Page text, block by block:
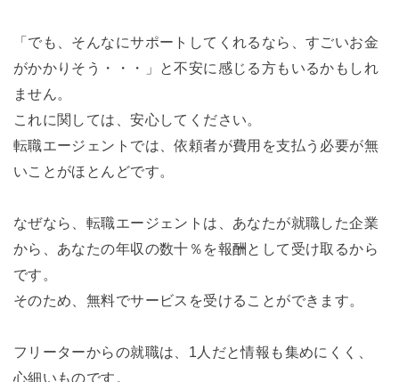
「でも、そんなにサポートしてくれるなら、すごいお金
がかかりそう・・・」と不安に感じる方もいるかもしれ
ません。
これに関しては、安心してください。
転職エージェントでは、依頼者が費用を支払う必要が無
いことがほとんどです。
なぜなら、転職エージェントは、あなたが就職した企業
から、あなたの年収の数十％を報酬として受け取るから
です。
そのため、無料でサービスを受けることができます。
フリーターからの就職は、1人だと情報も集めにくく、
心細いものです。